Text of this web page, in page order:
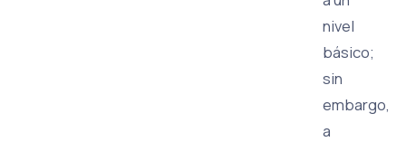
nivel
básico;
sin
embargo,
a